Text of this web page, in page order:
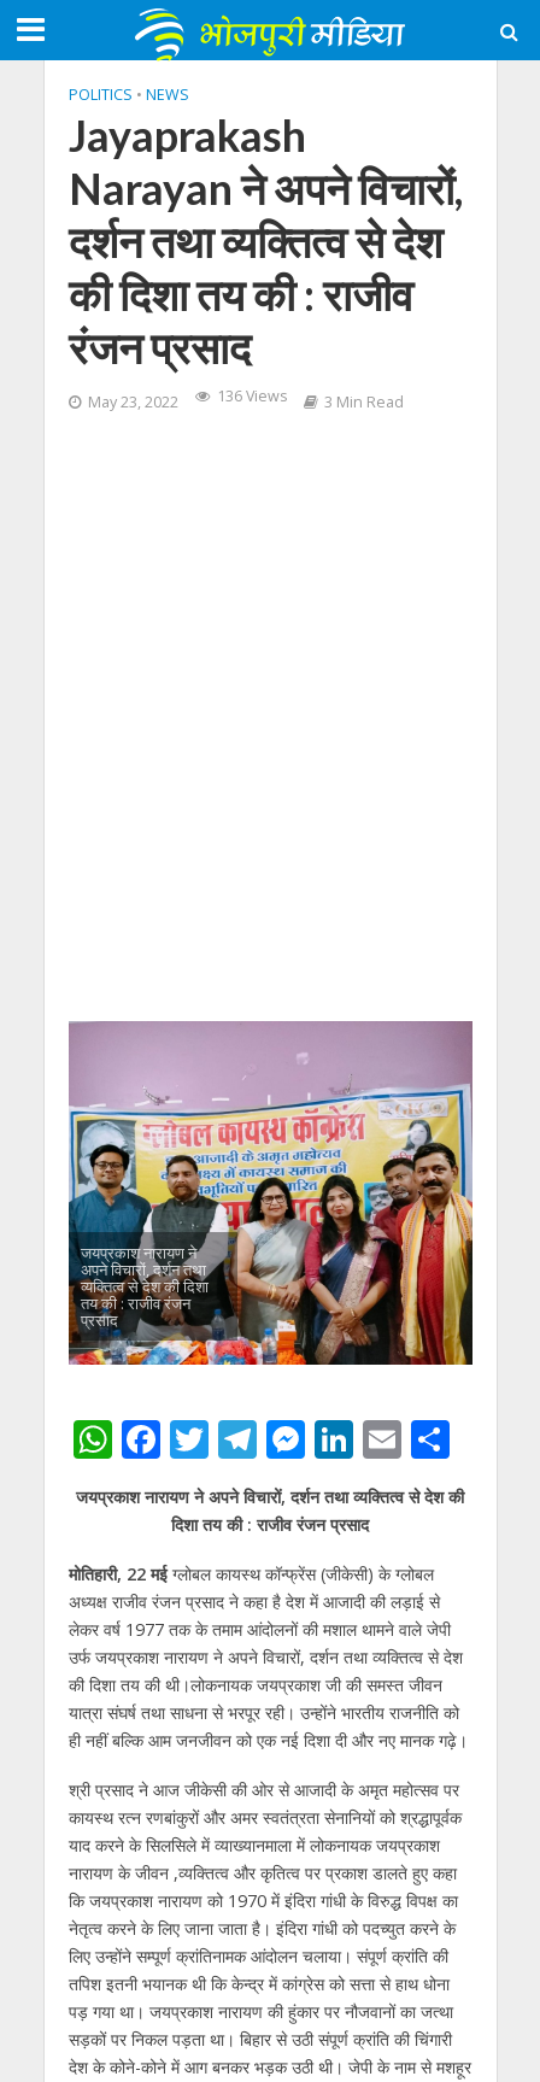
POLITICS • NEWS
Jayaprakash
Narayan ने अपने विचारों,
दर्शन तथा व्यक्तित्व से देश
की दिशा तय की : राजीव
रंजन प्रसाद
May 23, 2022 136 Views 3 Min Read
जयप्रकाश नारायण ने
अपने विचारों, दर्शन तथा
व्यक्तित्व से देश की दिशा
तय की : राजीव रंजन
प्रसाद
W
h
at
s
A
p
p
F
ac
e
b
o
o
k
T
w
itt
T
el
e
gr
a
m
M
e
ss
e
n
g
er
Li
n
k
e
dI
n
E
m
ai
l
S
h
ar
जयप्रकाश नारायण ने अपने विचारों, दर्शन तथा व्यक्तित्व से देश की
दिशा तय की : राजीव रंजन प्रसाद
मोतिहारी, 22 मईग्लोबल कायस्थ कॉन्फ्रेंस (जीकेसी) के ग्लोबल
अध्यक्ष राजीव रंजन प्रसाद ने कहा है देश में आजादी की लड़ाई से
लेकर वर्ष 1977 तक के तमाम आंदोलनों की मशाल थामने वाले जेपी
उर्फ जयप्रकाश नारायण ने अपने विचारों, दर्शन तथा व्यक्तित्व से देश
की दिशा तय की थी।लोकनायक जयप्रकाश जी की समस्त जीवन
यात्रा संघर्ष तथा साधना से भरपूर रही। उन्होंने भारतीय राजनीति को
ही नहीं बल्कि आम जनजीवन को एक नई दिशा दी और नए मानक गढ़े।
श्री प्रसाद ने आज जीकेसी की ओर से आजादी के अमृत महोत्सव पर
कायस्थ रत्न रणबांकुरों और अमर स्वतंत्रता सेनानियों को श्रद्धापूर्वक
याद करने के सिलसिले में व्याख्यानमाला में लोकनायक जयप्रकाश
नारायण के जीवन ,व्यक्तित्व और कृतित्व पर प्रकाश डालते हुए कहा
कि जयप्रकाश नारायण को 1970 में इंदिरा गांधी के विरुद्ध विपक्ष का
नेतृत्व करने के लिए जाना जाता है। इंदिरा गांधी को पदच्युत करने के
लिए उन्होंने सम्पूर्ण क्रांतिनामक आंदोलन चलाया। संपूर्ण क्रांति की
तपिश इतनी भयानक थी कि केन्द्र में कांग्रेस को सत्ता से हाथ धोना
पड़ गया था। जयप्रकाश नारायण की हुंकार पर नौजवानों का जत्था
सड़कों पर निकल पड़ता था। बिहार से उठी संपूर्ण क्रांति की चिंगारी
देश के कोने-कोने में आग बनकर भड़क उठी थी। जेपी के नाम से मशहूर